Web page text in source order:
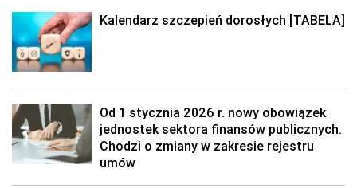
Kalendarz szczepień dorosłych [TABELA]
Od 1 stycznia 2026 r. nowy obowiązek
jednostek sektora finansów publicznych.
Chodzi o zmiany w zakresie rejestru
umów